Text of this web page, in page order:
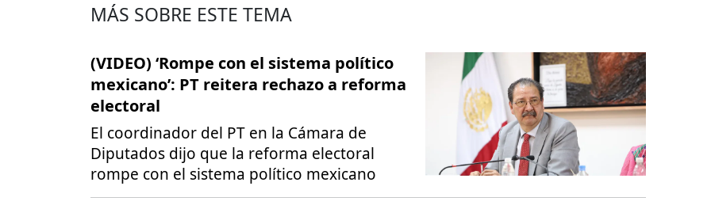
MÁS SOBRE ESTE TEMA
(VIDEO) ‘Rompe con el sistema político
mexicano’: PT reitera rechazo a reforma
electoral
El coordinador del PT en la Cámara de
Diputados dijo que la reforma electoral
rompe con el sistema político mexicano